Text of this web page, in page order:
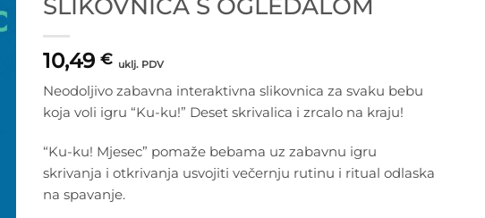
SLIKOVNICA S OGLEDALOM
10,49 € uklj. PDV
Neodoljivo zabavna interaktivna slikovnica za svaku bebu
koja voli igru “Ku-ku!” Deset skrivalica i zrcalo na kraju!
“Ku-ku! Mjesec” pomaže bebama uz zabavnu igru
skrivanja i otkrivanja usvojiti večernju rutinu i ritual odlaska
na spavanje.